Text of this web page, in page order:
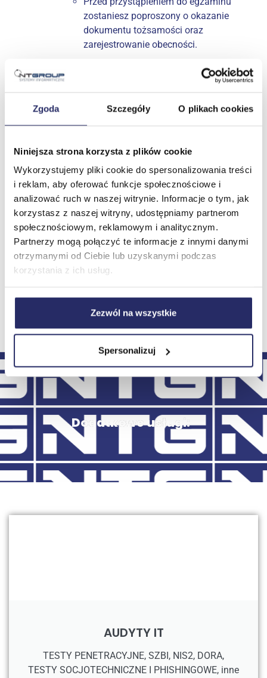
Zgoda Szczegóły O plikach cookies
Niniejsza strona korzysta z plików cookie
Wykorzystujemy pliki cookie do spersonalizowania treści
i reklam, aby oferować funkcje społecznościowe i
analizować ruch w naszej witrynie. Informacje o tym, jak
korzystasz z naszej witryny, udostępniamy partnerom
społecznościowym, reklamowym i analitycznym.
Partnerzy mogą połączyć te informacje z innymi danymi
otrzymanymi od Ciebie lub uzyskanymi podczas
korzystania z ich usług.
Zezwól na wszystkie
Spersonalizuj
zostaniesz poproszony o okazanie
dokumentu tożsamości oraz
zarejestrowanie obecności.
Odbiór wyników
Po zakończeniu egzaminu wyniki
będą dostępne na Twoim koncie
roboczych (w zależności od
rodzaju egzaminu).
Jeśli zdałeś egzamin, możesz
pobrać i wydrukować certyfikat
bezpośrednio z platformy.
Masz pytania?
Jeśli potrzebujesz pomocy podczas rejestracji
egzaminacyjnego,skontaktuj się z nami.
Dodatkowe usługi:
AUDYTY IT
TESTY PENETRACYJNE, SZBI, NIS2, DORA,
TESTY SOCJOTECHNICZNE I PHISHINGOWE, inne